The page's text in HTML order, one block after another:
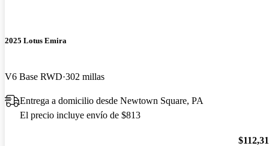
2025 Lotus Emira
V6 Base RWD 302 millas
Entrega a domicilio desde Newtown Square, PA
El precio incluye envío de $813